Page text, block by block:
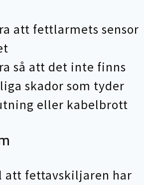
att fettlarmets sensor
så att det inte finns
skador som tyder
eller kabelbrott
att fettavskiljaren har